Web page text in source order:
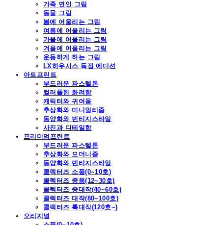
가족 연인 그림
동물 그림
봄에 어울리는 그림
여름에 어울리는 그림
가을에 어울리는 그림
겨울에 어울리는 그림
운동하게 하는 그림
LX하우시스 독점 에디션
아트프린트
부드러운 파스텔톤
컬러풀한 화려함
캐릭터와 귀여움
추상화와 미니멀리즘
동양화와 빈티지스타일
사진과 디테일함
프리미엄프린트
부드러운 파스텔톤
추상화와 모더니즘
동양화와 빈티지스타일
콜렉터즈 소품(0~10호)
콜렉터즈 중품(12~30호)
콜렉터즈 중대작(40~60호)
콜렉터즈 대작(80~100호)
콜렉터즈 특대작(120호~)
오리지널